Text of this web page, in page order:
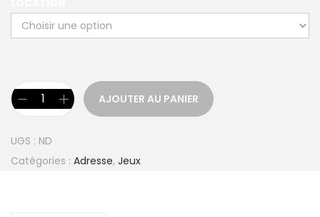
AJOUTER AU PANIER
UGS : ND
Catégories : Adresse, Jeux